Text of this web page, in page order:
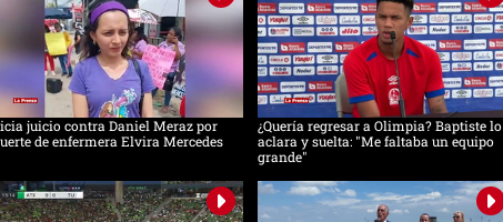
juicio contra Daniel Meraz por
de enfermera Elvira Mercedes
¿Quería regresar a Olimpia? Baptiste lo
aclara y suelta: "Me faltaba un equipo
grande"